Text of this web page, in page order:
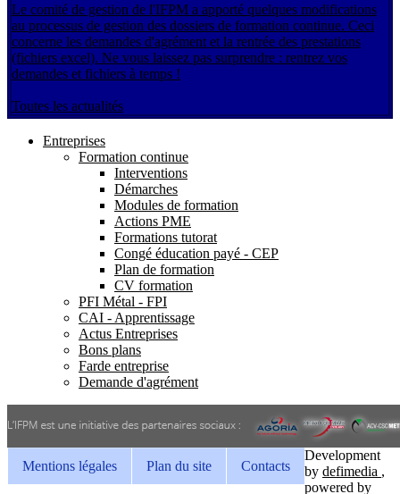
Le comité de gestion de l'IFPM a apporté quelques modifications
au processus de gestion des dossiers de formation continue. Ceci
concerne les demandes d'agrément et la rentrée des prestations
(fichiers excel). Ne vous laissez pas surprendre : rentrez vos
demandes et fichiers à temps !
Toutes les actualités
Entreprises
Formation continue
Interventions
Démarches
Modules de formation
Actions PME
Formations tutorat
Congé éducation payé - CEP
Plan de formation
CV formation
PFI Métal - FPI
CAI - Apprentissage
Actus Entreprises
Bons plans
Farde entreprise
Demande d'agrément
Mentions légales Plan du site Contacts
Development
by defimedia ,
powered by